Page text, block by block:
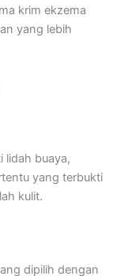
krim ekzema
yang lebih
lidah buaya,
yang terbukti
kulit.
dipilih dengan